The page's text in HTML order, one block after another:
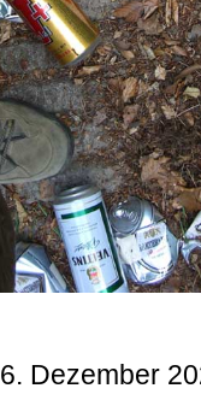
6. Dezember